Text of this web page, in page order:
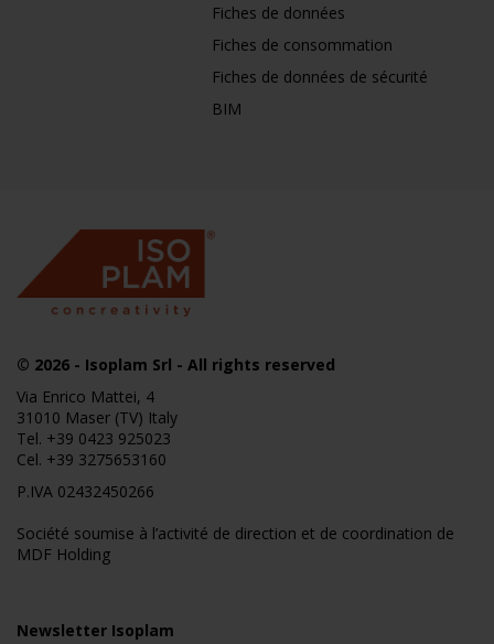
Fiches de données
Fiches de consommation
Fiches de données de sécurité
BIM
© 2026 - Isoplam Srl - All rights reserved
Via Enrico Mattei, 4
31010 Maser (TV) Italy
Tel. +39 0423 925023
Cel. +39 3275653160
P.IVA 02432450266
Société soumise à l’activité de direction et de coordination de
MDF Holding
Newsletter Isoplam